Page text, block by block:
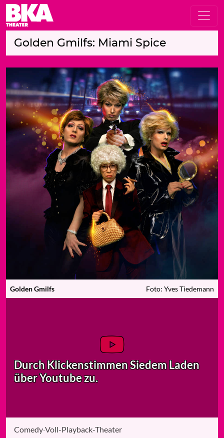
Golden Gmilfs: Miami Spice
Golden Gmilfs Foto: Yves Tiedemann
Durch Klickenstimmen Siedem Laden
über Youtube zu.
Comedy·Voll-Playback-Theater